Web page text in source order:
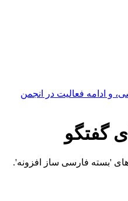
و ادامه فعالیت در انجمن
گفتگو
'بسته فارسی ساز افزونه'.